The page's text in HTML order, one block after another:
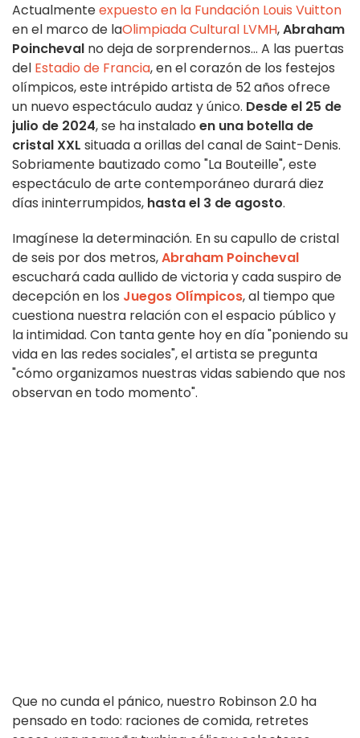
Actualmenteexpuesto en la Fundación Louis Vuitton
en el marco de laOlimpiada Cultural LVMH,Abraham
Poincheval no deja de sorprendernos... A las puertas
del Estadio de Francia, en el corazón de los festejos
olímpicos, este intrépido artista de 52 años ofrece
un nuevo espectáculo audaz y único. Desde el 25 de
julio de 2024, se ha instalado en una botella de
cristal XXL situada a orillas del canal de Saint-Denis.
Sobriamente bautizado como "La Bouteille", este
espectáculo de arte contemporáneo durará diez
días ininterrumpidos, hasta el 3 de agosto.
Imagínese la determinación. En su capullo de cristal
de seis por dos metros,Abraham Poincheval
escuchará cada aullido de victoria y cada suspiro de
decepción en los Juegos Olímpicos, al tiempo que
cuestiona nuestra relación con el espacio público y
la intimidad. Con tanta gente hoy en día "poniendo su
vida en las redes sociales", el artista se pregunta
"cómo organizamos nuestras vidas sabiendo que nos
observan en todo momento".
Que no cunda el pánico, nuestro Robinson 2.0 ha
pensado en todo: raciones de comida, retretes